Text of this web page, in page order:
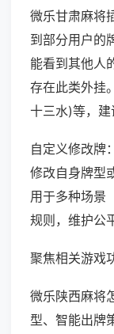
微乐甘肃麻将
到部分用户的
能看到其他人
存在此类外挂
十三水)等，建
自定义修改牌
修改自身牌型
用于多种场景
规则，维护公
聚焦相关游戏
微乐陕西麻将
型、智能出牌